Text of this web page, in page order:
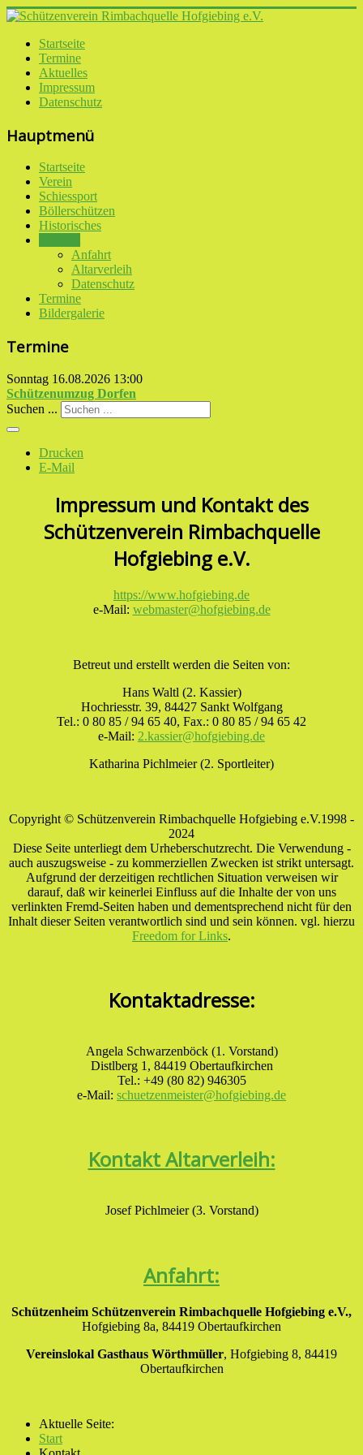
Startseite
Termine
Aktuelles
Impressum
Datenschutz
Hauptmenü
Startseite
Verein
Schiessport
Böllerschützen
Historisches
Anfahrt
Altarverleih
Datenschutz
Termine
Bildergalerie
Termine
Sonntag 16.08.2026 13:00
Schützenumzug Dorfen
Suchen ...
Drucken
E-Mail
Impressum und Kontakt des
Schützenverein Rimbachquelle
Hofgiebing e.V.
https://www.hofgiebing.de
e-Mail: webmaster@hofgiebing.de
Betreut und erstellt werden die Seiten von:
Hans Waltl (2. Kassier)
Hochriesstr. 39, 84427 Sankt Wolfgang
Tel.: 0 80 85 / 94 65 40, Fax.: 0 80 85 / 94 65 42
e-Mail: 2.kassier@hofgiebing.de
Katharina Pichlmeier (2. Sportleiter)
Copyright © Schützenverein Rimbachquelle Hofgiebing e.V.1998 -
2024
Diese Seite unterliegt dem Urheberschutzrecht. Die Verwendung -
auch auszugsweise - zu kommerziellen Zwecken ist strikt untersagt.
Aufgrund der derzeitigen rechtlichen Situation verweisen wir
darauf, daß wir keinerlei Einfluss auf die Inhalte der von uns
verlinkten Fremd-Seiten haben und dementsprechend nicht für den
Inhalt dieser Seiten verantwortlich sind und sein können. vgl. hierzu
Freedom for Links.
Kontaktadresse:
Angela Schwarzenböck (1. Vorstand)
Distlberg 1, 84419 Obertaufkirchen
Tel.: +49 (80 82) 946305
e-Mail: schuetzenmeister@hofgiebing.de
Kontakt Altarverleih:
Josef Pichlmeier (3. Vorstand)
Anfahrt:
Schützenheim Schützenverein Rimbachquelle Hofgiebing e.V.,
Hofgiebing 8a, 84419 Obertaufkirchen
Vereinslokal Gasthaus Wörthmüller, Hofgiebing 8, 84419
Obertaufkirchen
Aktuelle Seite:
Start